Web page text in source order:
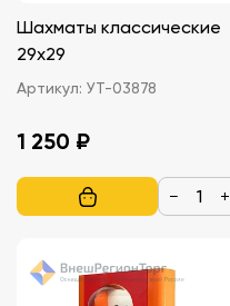
Шахматы классические
29х29
Артикул: УТ-03878
1 250 ₽
− +